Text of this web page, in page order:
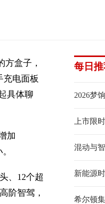
方盒子，
充电面板
具体聊
加
、12个超
阶智驾，
每日
2026梦
上市限
混动与
新能源
希尔顿